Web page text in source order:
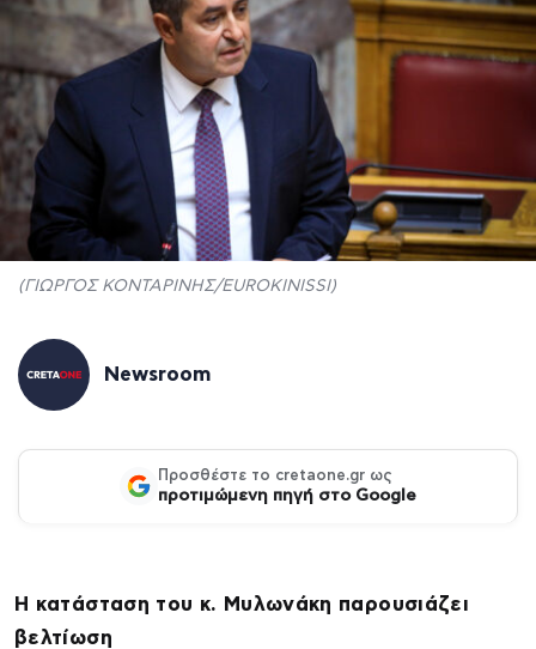
(ΓΙΩΡΓΟΣ ΚΟΝΤΑΡΙΝΗΣ/EUROKINISSI)
Newsroom
Προσθέστε το cretaone.gr ως
προτιμώμενη πηγή στο Google
Η κατάσταση του κ. Μυλωνάκη παρουσιάζει
βελτίωση